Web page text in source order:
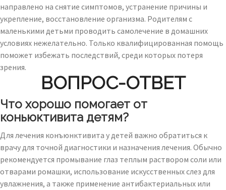
направлено на снятие симптомов, устранение причины и
укрепление, восстановление организма. Родителям с
маленькими детьми проводить самолечение в домашних
условиях нежелательно. Только квалифицированная помощь
поможет избежать последствий, среди которых потеря
зрения.
ВОПРОС-ОТВЕТ
Что хорошо помогает от
коньюктивита детям?
Для лечения конъюнктивита у детей важно обратиться к
врачу для точной диагностики и назначения лечения. Обычно
рекомендуется промывание глаз теплым раствором соли или
отварами ромашки, использование искусственных слез для
увлажнения, а также применение антибактериальных или